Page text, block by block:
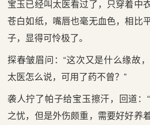
宝玉已经叫太医看过了，只穿着中
苍白如纸，嘴唇也毫无血色，相比
子，显得可怜极了。
探春皱眉问：“这次又是什么缘故
太医怎么说，可用了药不曾？”
袭人拧了帕子给宝玉擦汗，回道：
之忧，但是外伤颇重，需要好好养